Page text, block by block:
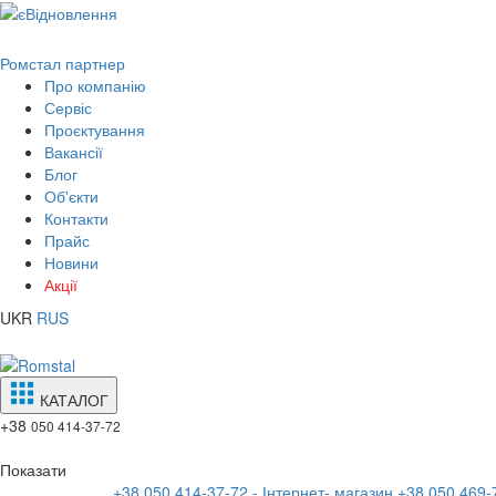
Ромстал партнер
Про компанію
Сервіс
Проєктування
Вакансії
Блог
Об'єкти
Контакти
Прайс
Новини
Акції
UKR RUS
КАТАЛОГ
+38 050 414-37-72
Показати
+38 050 414-37-72 - Інтернет- магазин +38 050